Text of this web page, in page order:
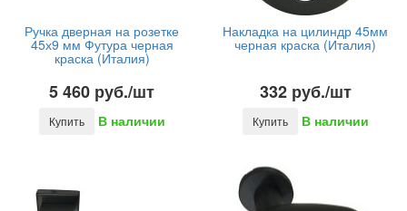
Ручка дверная на розетке
45х9 мм Футура черная
краска (Италия)
5 460 руб./шт
Купить В наличии
Накладка на цилиндр 45мм
черная краска (Италия)
332 руб./шт
Купить В наличии